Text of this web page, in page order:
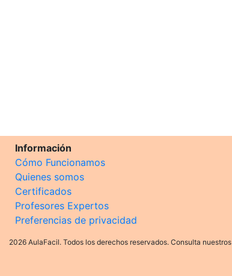
Información
Cómo Funcionamos
Quienes somos
Certificados
Profesores Expertos
Preferencias de privacidad
2026 AulaFacil. Todos los derechos reservados. Consulta nuestros